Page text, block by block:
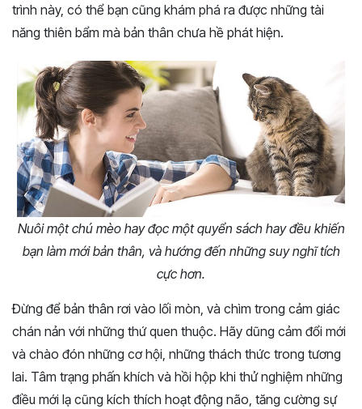
trình này, có thể bạn cũng khám phá ra được những tài
năng thiên bẩm mà bản thân chưa hề phát hiện.
Nuôi một chú mèo hay đọc một quyển sách hay đều khiến
bạn làm mới bản thân, và hướng đến những suy nghĩ tích
cực hơn.
Đừng để bản thân rơi vào lối mòn, và chìm trong cảm giác
chán nản với những thứ quen thuộc. Hãy dũng cảm đổi mới
và chào đón những cơ hội, những thách thức trong tương
lai. Tâm trạng phấn khích và hồi hộp khi thử nghiệm những
điều mới lạ cũng kích thích hoạt động não, tăng cường sự